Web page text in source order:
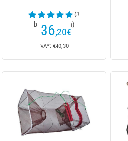
(3
beoordelingen)
36,20€
VA*: €40,30